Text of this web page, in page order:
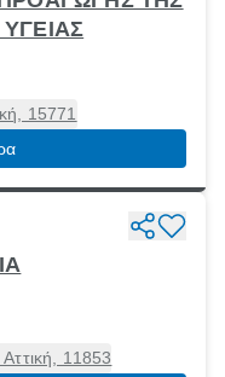
15771
11853